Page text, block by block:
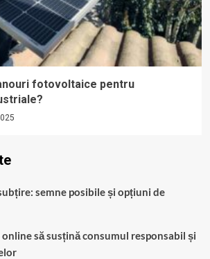
fotovoltaice pentru
semne posibile și opțiuni de
să susțină consumul responsabil și